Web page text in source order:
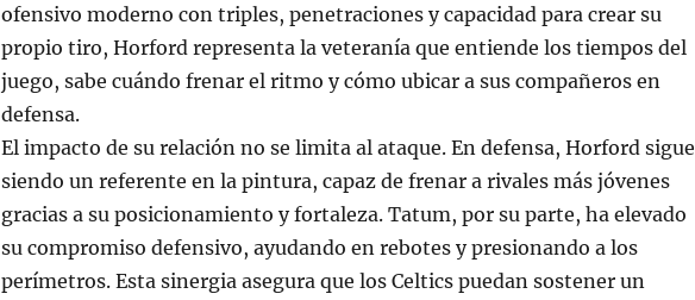
ofensivo moderno con triples, penetraciones y capacidad para crear su
propio tiro, Horford representa la veteranía que entiende los tiempos del
juego, sabe cuándo frenar el ritmo y cómo ubicar a sus compañeros en
defensa.
El impacto de su relación no se limita al ataque. En defensa, Horford sigue
siendo un referente en la pintura, capaz de frenar a rivales más jóvenes
gracias a su posicionamiento y fortaleza. Tatum, por su parte, ha elevado
su compromiso defensivo, ayudando en rebotes y presionando a los
perímetros. Esta sinergia asegura que los Celtics puedan sostener un